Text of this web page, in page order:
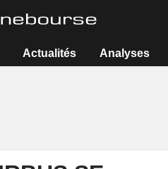
Actualités Analyses